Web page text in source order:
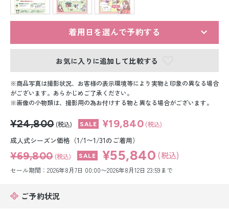
男性礼装レンタル
白無垢&紋付袴レンタル
引き振袖レンタル
小物販売品
着用日を選んで予約する
お気に入りに追加して比較する
商品写真は撮影状況、お客様の表示環境等により実物と印象の異なる場合
がございます。あらかじめご了承ください。
画像の小物類は、撮影用の為お付けする物と異なる場合がございます。
¥24,800 (税込) ¥19,840 (税込)
成人式シーズン価格（1/1〜1/31のご着用）
¥69,800 (税込) ¥55,840 (税込)
セール期間：2026年8月7日 00:00〜2026年8月12日 23:59まで
ご予約状況